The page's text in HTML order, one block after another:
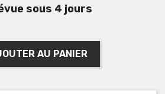
sous 4 jours
AU PANIER